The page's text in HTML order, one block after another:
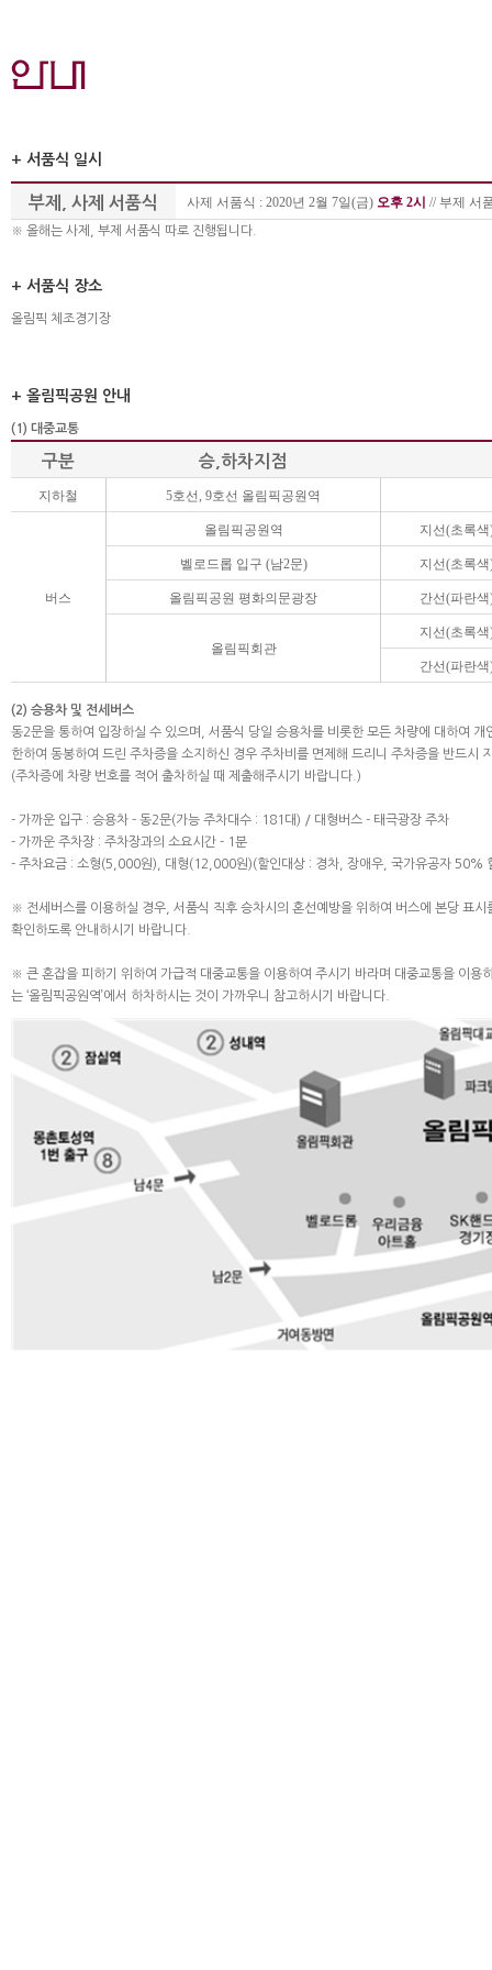
+ 서품식 일시
부제, 사제 서품식 사제 서품식 : 2020년 2월 7일(금) 오후 2시 // 부제 서
※ 올해는 사제, 부제 서품식 따로 진행됩니다.
+ 서품식 장소
올림픽 체조경기장
+ 올림픽공원 안내
(1) 대중교통
구분 승,하차지점
지하철 5호선, 9호선 올림픽공원역
버스
올림픽공원역 지선(초록색
벨로드롭 입구 (남2문) 지선(초록색
올림픽공원 평화의문광장 간선(파란색
올림픽회관
지선(초록색
간선(파란색
(2) 승용차 및 전세버스
동2문을 통하여 입장하실 수 있으며, 서품식 당일 승용차를 비롯한 모든 차량에 대하여
한하여 동봉하여 드린 주차증을 소지하신 경우 주차비를 면제해 드리니 주차증을 반드시
(주차증에 차량 번호를 적어 출차하실 때 제출해주시기 바랍니다.)
- 가까운 입구 : 승용차 - 동2문(가능 주차대수 : 181대) / 대형버스 - 태극광장 주차
- 가까운 주차장 : 주차장과의 소요시간 - 1분
- 주차요금 : 소형(5,000원), 대형(12,000원)(할인대상 : 경차, 장애우, 국가유공자 50%
※ 전세버스를 이용하실 경우, 서품식 직후 승차시의 혼선예방을 위하여 버스에 본당 표
확인하도록 안내하시기 바랍니다.
※ 큰 혼잡을 피하기 위하여 가급적 대중교통을 이용하여 주시기 바라며 대중교통을 이용
는 ‘올림픽공원역’에서 하차하시는 것이 가까우니 참고하시기 바랍니다.